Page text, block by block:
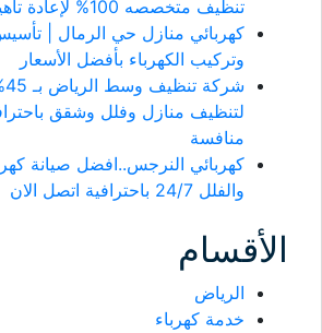
تنظيف متخصصه 100% لإعادة تأهيل المنازل
كهربائي منازل حي الرمال |
وتركيب الكهرباء بأفضل الأسعار
لتنظيف منازل وفلل وشقق
منافسة
كهربائي النرجس..افضل صيانة
والفلل 24/7 باحترافية اتصل الان
الأقسام
الرياض
خدمة كهرباء